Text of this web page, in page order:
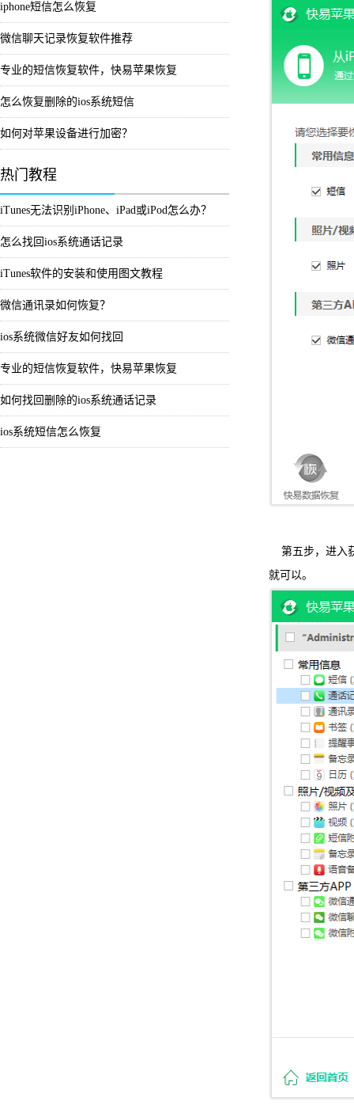
iphone短信怎么恢复
微信聊天记录恢复软件推荐
专业的短信恢复软件，快易苹果恢复
怎么恢复删除的ios系统短信
如何对苹果设备进行加密？
热门教程
iTunes无法识别iPhone、iPad或iPod怎么办？
怎么找回ios系统通话记录
iTunes软件的安装和使用图文教程
微信通讯录如何恢复？
ios系统微信好友如何找回
专业的短信恢复软件，快易苹果恢复
如何找回删除的ios系统通话记录
ios系统短信怎么恢复
第五步，进入
就可以。